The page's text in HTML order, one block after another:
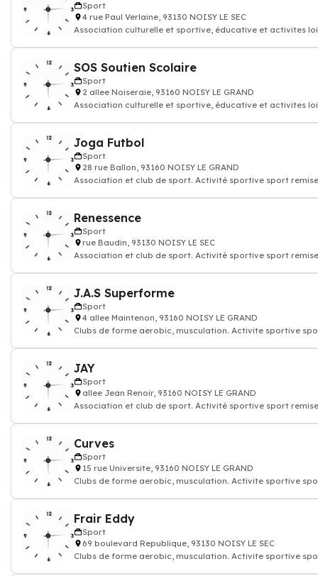
Sport
4 rue Paul Verlaine, 93130 NOISY LE SEC
Association culturelle et sportive, éducative et activites
SOS Soutien Scolaire
Sport
2 allee Noiseraie, 93160 NOISY LE GRAND
Association culturelle et sportive, éducative et activites
Joga Futbol
Sport
28 rue Ballon, 93160 NOISY LE GRAND
Association et club de sport. Activité sportive sport
Renessence
Sport
rue Baudin, 93130 NOISY LE SEC
Association et club de sport. Activité sportive sport
J.A.S Superforme
Sport
4 allee Maintenon, 93160 NOISY LE GRAND
Clubs de forme aerobic, musculation. Activite sportive
JAY
Sport
allee Jean Renoir, 93160 NOISY LE GRAND
Association et club de sport. Activité sportive sport
Curves
Sport
15 rue Universite, 93160 NOISY LE GRAND
Clubs de forme aerobic, musculation. Activite sportive
Frair Eddy
Sport
69 boulevard Republique, 93130 NOISY LE SEC
Clubs de forme aerobic, musculation. Activite sportive